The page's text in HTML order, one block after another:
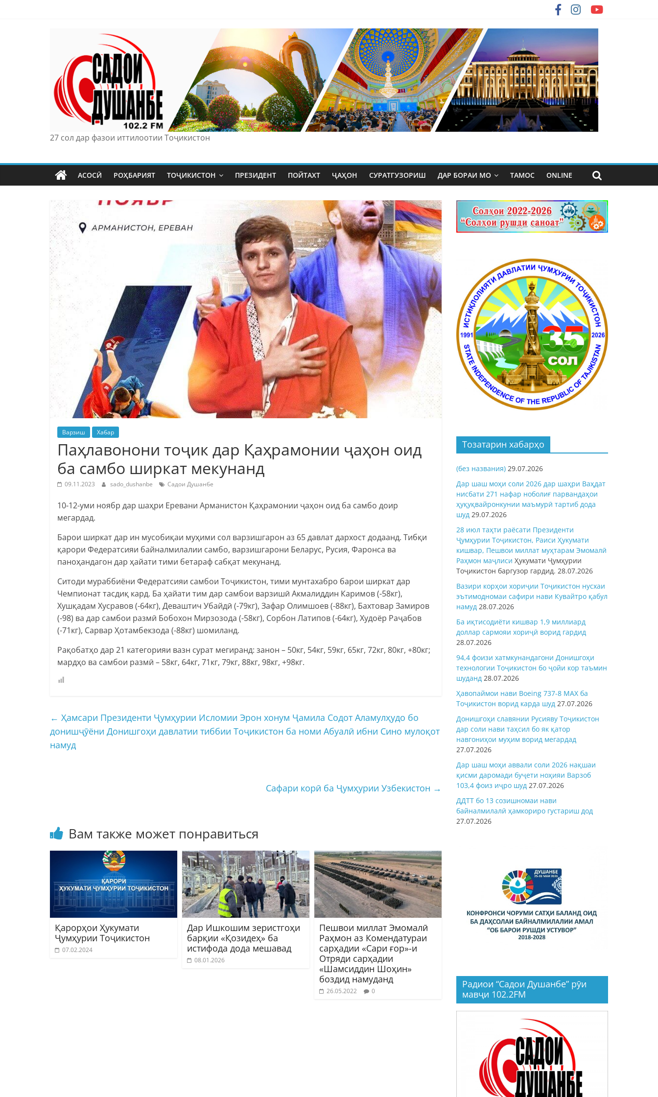
27 сол дар фазои иттилоотии Тоҷикистон
АСОСӢ РОҲБАРИЯТ ТОҶИКИСТОН ПРЕЗИДЕНТ ПОЙТАХТ ҶАҲОН СУРАТГУЗОРИШ ДАР БОРАИ МО ТАМОС ONLINE
Варзиш Хабар
Паҳлавонони тоҷик дар Қаҳрамонии ҷаҳон оид
ба самбо ширкат мекунанд
09.11.2023 sado_dushanbe Садои Душанбе
10-12-уми ноябр дар шаҳри Еревани Арманистон Қаҳрамонии ҷаҳон оид ба самбо доир
мегардад.
Барои ширкат дар ин мусобиқаи муҳими сол варзишгарон аз 65 давлат дархост додаанд. Тибқи
қарори Федератсияи байналмилалии самбо, варзишгарони Беларус, Русия, Фаронса ва
паноҳандагон дар ҳайати тими бетараф сабқат мекунанд.
Ситоди мураббиёни Федератсияи самбои Тоҷикистон, тими мунтахабро барои ширкат дар
Чемпионат тасдиқ кард. Ба ҳайати тим дар самбои варзишӣ Акмалиддин Каримов (-58кг),
Хушқадам Хусравов (-64кг), Деваштич Убайдӣ (-79кг), Зафар Олимшоев (-88кг), Бахтовар Замиров
(-98) ва дар самбои размӣ Бобохон Мирзозода (-58кг), Сорбон Латипов (-64кг), Худоёр Раҷабов
(-71кг), Сарвар Ҳотамбекзода (-88кг) шомиланд.
Рақобатҳо дар 21 категорияи вазн сурат мегиранд: занон – 50кг, 54кг, 59кг, 65кг, 72кг, 80кг, +80кг;
мардҳо ва самбои размӣ – 58кг, 64кг, 71кг, 79кг, 88кг, 98кг, +98кг.
← Ҳамсари Президенти Ҷумҳурии Исломии Эрон хонум Ҷамила Содот Аламулҳудо бо
донишҷӯёни Донишгоҳи давлатии тиббии Тоҷикистон ба номи Абуалӣ ибни Сино мулоқот
намуд
Сафари корӣ ба Ҷумҳурии Узбекистон →
Вам также может понравиться
Қарорҳои Ҳукумати
Ҷумҳурии Тоҷикистон
07.02.2024
Дар Ишкошим зеристгоҳи
барқии «Қозидеҳ» ба
истифода дода мешавад
08.01.2026
Пешвои миллат Эмомалӣ
Раҳмон аз Комендатураи
сарҳадии «Сари ғор»-и
Отряди сарҳадии
«Шамсиддин Шоҳин»
боздид намуданд
26.05.2022 0
Тозатарин хабарҳо
(без названия) 29.07.2026
Дар шаш моҳи соли 2026 дар шаҳри Ваҳдат
нисбати 271 нафар ноболиғ парвандаҳои
ҳуқуқвайронкунии маъмурӣ тартиб дода
шуд 29.07.2026
28 июл таҳти раёсати Президенти
Ҷумҳурии Тоҷикистон, Раиси Ҳукумати
кишвар, Пешвои миллат муҳтарам Эмомалӣ
Раҳмон маҷлиси Ҳукумати Ҷумҳурии
Тоҷикистон баргузор гардид. 28.07.2026
Вазири корҳои хориҷии Тоҷикистон нусхаи
эътимодномаи сафири нави Кувайтро қабул
намуд 28.07.2026
Ба иқтисодиёти кишвар 1,9 миллиард
доллар сармояи хориҷӣ ворид гардид
28.07.2026
94,4 фоизи хатмкунандагони Донишгоҳи
технологии Тоҷикистон бо ҷойи кор таъмин
шуданд 28.07.2026
Ҳавопаймои нави Boeing 737-8 MAX ба
Тоҷикистон ворид карда шуд 27.07.2026
Донишгоҳи славянии Русияву Тоҷикистон
дар соли нави таҳсил бо як қатор
навгониҳои муҳим ворид мегардад
27.07.2026
Дар шаш моҳи аввали соли 2026 нақшаи
қисми даромади буҷети ноҳияи Варзоб
103,4 фоиз иҷро шуд 27.07.2026
ДДТТ бо 13 созишномаи нави
байналмилалӣ ҳамкориро густариш дод
27.07.2026
Радиои “Садои Душанбе” рӯи
мавҷи 102.2FM